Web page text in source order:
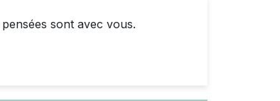
sont avec vous.